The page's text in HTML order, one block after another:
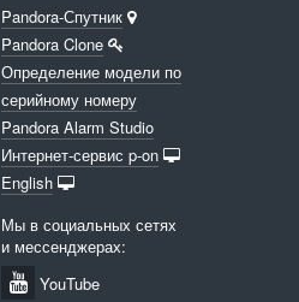
Pandora-Спутник
Pandora Clone
Определение модели по
серийному номеру
Pandora Alarm Studio
Интернет-сервис p-on
English
Мы в социальных сетях
и мессенджерах:
YouTube